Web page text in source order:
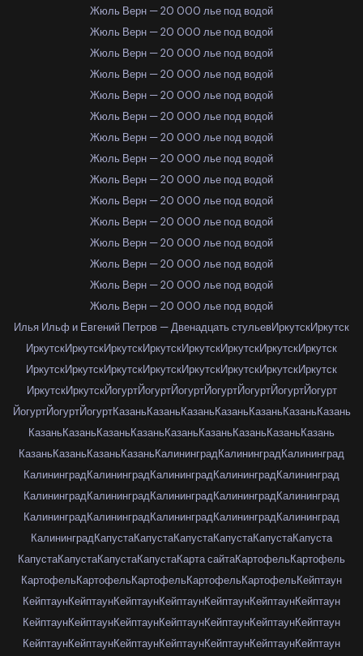
Жюль Верн — 20 000 лье под водой
Жюль Верн — 20 000 лье под водой
Жюль Верн — 20 000 лье под водой
Жюль Верн — 20 000 лье под водой
Жюль Верн — 20 000 лье под водой
Жюль Верн — 20 000 лье под водой
Жюль Верн — 20 000 лье под водой
Жюль Верн — 20 000 лье под водой
Жюль Верн — 20 000 лье под водой
Жюль Верн — 20 000 лье под водой
Жюль Верн — 20 000 лье под водой
Жюль Верн — 20 000 лье под водой
Жюль Верн — 20 000 лье под водой
Жюль Верн — 20 000 лье под водой
Жюль Верн — 20 000 лье под водой
Илья Ильф и Евгений Петров — Двенадцать стульевИркутскИркутск
ИркутскИркутскИркутскИркутскИркутскИркутскИркутскИркутск
ИркутскИркутскИркутскИркутскИркутскИркутскИркутскИркутск
ИркутскИркутскЙогуртЙогуртЙогуртЙогуртЙогуртЙогуртЙогурт
ЙогуртЙогуртЙогуртКазаньКазаньКазаньКазаньКазаньКазаньКазань
КазаньКазаньКазаньКазаньКазаньКазаньКазаньКазаньКазань
КазаньКазаньКазаньКазаньКалининградКалининградКалининград
КалининградКалининградКалининградКалининградКалининград
КалининградКалининградКалининградКалининградКалининград
КалининградКалининградКалининградКалининградКалининград
КалининградКапустаКапустаКапустаКапустаКапустаКапуста
КапустаКапустаКапустаКапустаКарта сайтаКартофельКартофель
КартофельКартофельКартофельКартофельКартофельКейптаун
КейптаунКейптаунКейптаунКейптаунКейптаунКейптаунКейптаун
КейптаунКейптаунКейптаунКейптаунКейптаунКейптаунКейптаун
КейптаунКейптаунКейптаунКейптаунКейптаунКейптаунКейптаун